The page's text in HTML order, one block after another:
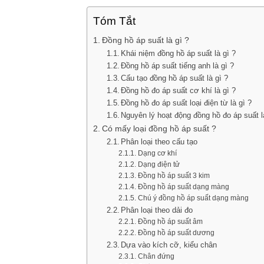
Tóm Tắt
Đồng hồ áp suất là gì ?
Khái niệm đồng hồ áp suất là gì ?
Đồng hồ áp suất tiếng anh là gì ?
Cấu tạo đồng hồ áp suất là gì ?
Đồng hồ đo áp suất cơ khí là gì ?
Đồng hồ đo áp suất loại điện từ là gì ?
Nguyên lý hoạt động đồng hồ đo áp suất
Có mấy loại đồng hồ áp suất ?
Phân loại theo cấu tạo
Dạng cơ khí
Dạng điện tử
Đồng hồ áp suất 3 kim
Đồng hồ áp suất dạng màng
Chú ý đồng hồ áp suất dạng màng
Phân loại theo dải đo
Đồng hồ áp suất âm
Đồng hồ áp suất dương
Dựa vào kích cỡ, kiểu chân
Chân đứng